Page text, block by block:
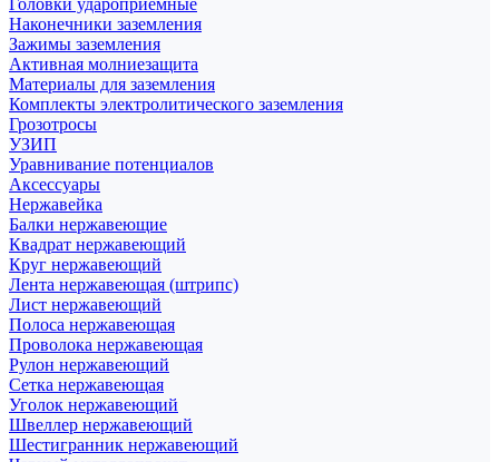
Головки удароприемные
Наконечники заземления
Зажимы заземления
Активная молниезащита
Материалы для заземления
Комплекты электролитического заземления
Грозотросы
УЗИП
Уравнивание потенциалов
Аксессуары
Нержавейка
Балки нержавеющие
Квадрат нержавеющий
Круг нержавеющий
Лента нержавеющая (штрипс)
Лист нержавеющий
Полоса нержавеющая
Проволока нержавеющая
Рулон нержавеющий
Сетка нержавеющая
Уголок нержавеющий
Швеллер нержавеющий
Шестигранник нержавеющий